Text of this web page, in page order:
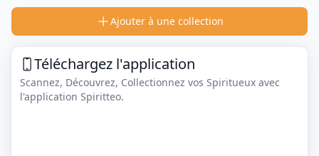
Ajouter à une collection
Téléchargez l'application
Scannez, Découvrez, Collectionnez vos Spiritueux avec
l'application Spiritteo.